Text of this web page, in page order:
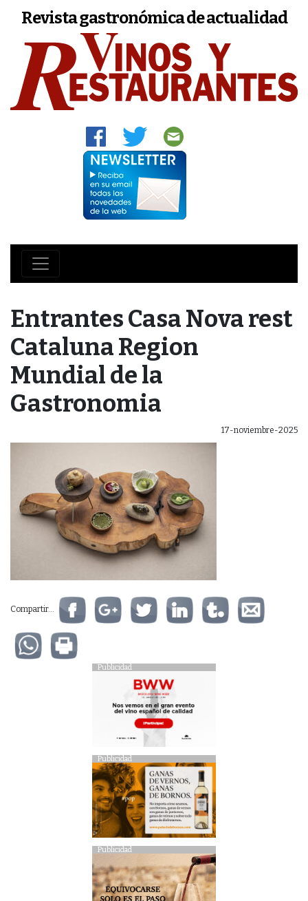
Revista gastronómica de actualidad
Entrantes Casa Nova rest
Cataluna Region
Mundial de la
Gastronomia
17-noviembre-2025
Compartir...
Publicidad
Publicidad
Publicidad